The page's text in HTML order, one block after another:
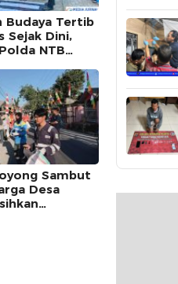
Budaya Tertib
Sejak Dini,
NTB
Sambut
Desa